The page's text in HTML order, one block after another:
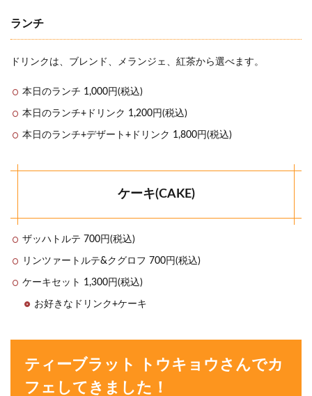
ランチ
ドリンクは、ブレンド、メランジェ、紅茶から選べます。
本日のランチ 1,000円(税込)
本日のランチ+ドリンク 1,200円(税込)
本日のランチ+デザート+ドリンク 1,800円(税込)
ケーキ(CAKE)
ザッハトルテ 700円(税込)
リンツァートルテ&クグロフ 700円(税込)
ケーキセット 1,300円(税込)
お好きなドリンク+ケーキ
ティーブラット トウキョウさんでカ
フェしてきました！